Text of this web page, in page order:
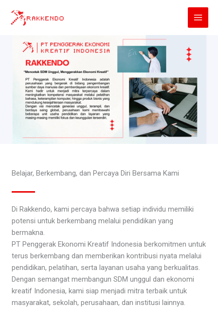
Belajar, Berkembang, dan Percaya Diri Bersama Kami
Di Rakkendo, kami percaya bahwa setiap individu memiliki
potensi untuk berkembang melalui pendidikan yang
bermakna.
PT Penggerak Ekonomi Kreatif Indonesia berkomitmen untuk
terus berkembang dan memberikan kontribusi nyata melalui
pendidikan, pelatihan, serta layanan usaha yang berkualitas.
Dengan semangat membangun SDM unggul dan ekonomi
kreatif Indonesia, kami siap menjadi mitra terbaik untuk
masyarakat, sekolah, perusahaan, dan institusi lainnya.